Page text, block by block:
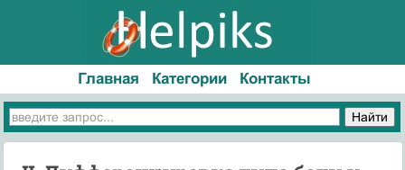
Главная Категории Контакты